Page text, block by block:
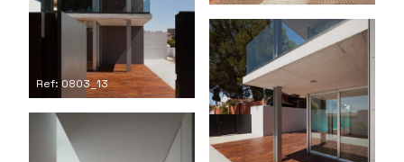
Ref: 0803_13